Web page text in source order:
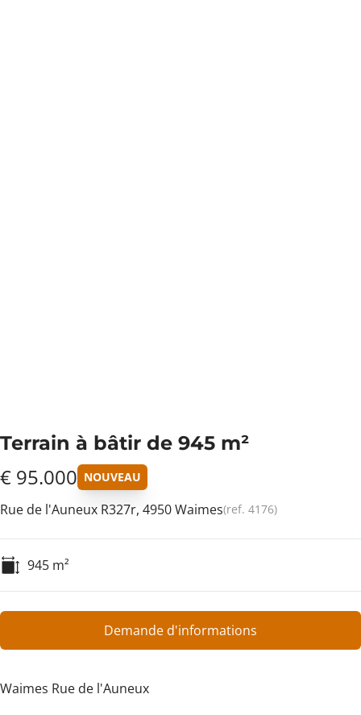
Terrain à bâtir de 945 m²
€ 95.000 NOUVEAU
Rue de l'Auneux R327r, 4950 Waimes(ref. 4176)
945 m²
Demande d'informations
Waimes Rue de l'Auneux